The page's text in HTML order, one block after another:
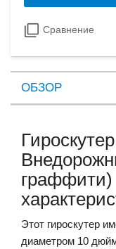
Сравнение
ОБЗОР
граффити)
Этот гироскутер
диаметром 10